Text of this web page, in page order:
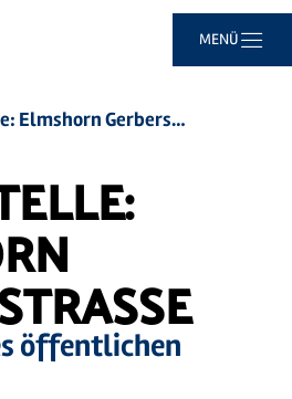
MENÜ
Haltestelle: Elmshorn Gerberstraße
öffentlichen